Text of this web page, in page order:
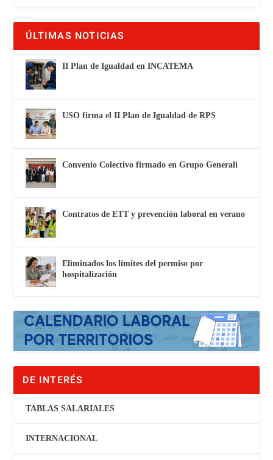
ÚLTIMAS NOTICIAS
II Plan de Igualdad en INCATEMA
USO firma el II Plan de Igualdad de RPS
Convenio Colectivo firmado en Grupo Generali
Contratos de ETT y prevención laboral en verano
Eliminados los límites del permiso por
hospitalización
DE INTERÉS
TABLAS SALARIALES
INTERNACIONAL